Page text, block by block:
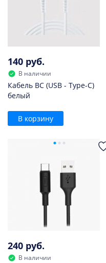
140 руб.
В наличии
Кабель BC (USB - Type-C)
белый
В корзину
240 руб.
В наличии